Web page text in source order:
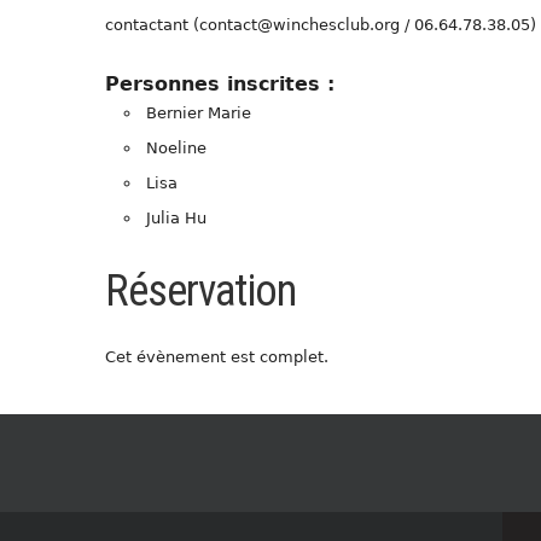
contactant (contact@winchesclub.org / 06.64.78.38.05)
Personnes inscrites :
Bernier Marie
Noeline
Lisa
Julia Hu
Réservation
Cet évènement est complet.